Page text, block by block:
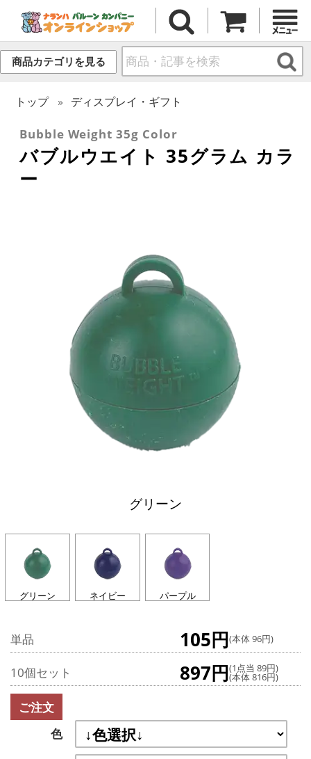
商品カテゴリを見る
トップ ディスプレイ・ギフト
Bubble Weight 35g Color
バブルウエイト 35グラム カラ
ー
グリーン
グリーン ネイビー パープル
単品 105円(本体 96円)
10個セット 897円(1点当 89円)
(本体 816円)
ご注文
色